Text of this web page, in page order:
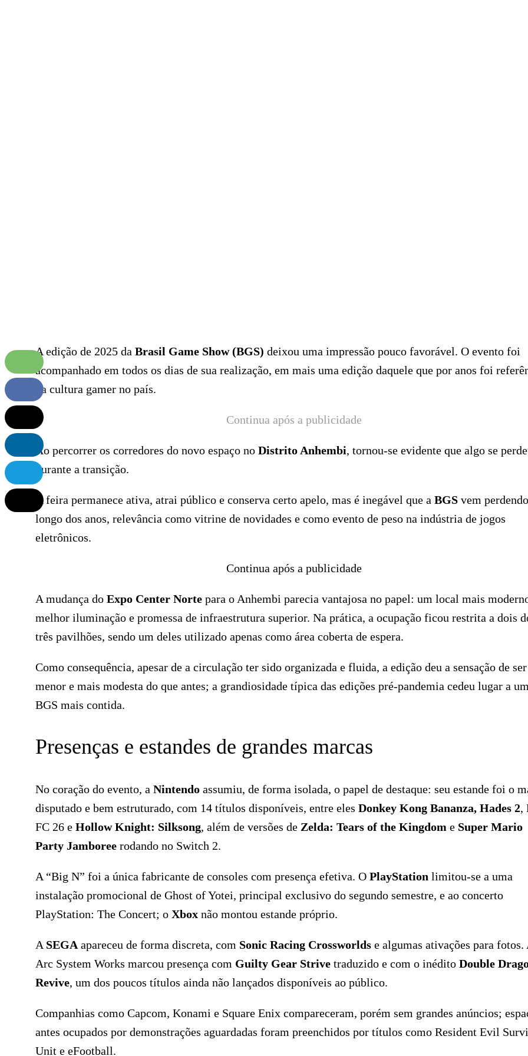
A edição de 2025 da Brasil Game Show (BGS) deixou uma impressão pouco favorável. O evento foi
acompanhado em todos os dias de sua realização, em mais uma edição daquele que por anos foi
da cultura gamer no país.
Continua após a publicidade
Ao percorrer os corredores do novo espaço no Distrito Anhembi, tornou-se evidente que algo se
durante a transição.
A feira permanece ativa, atrai público e conserva certo apelo, mas é inegável que a BGS vem
longo dos anos, relevância como vitrine de novidades e como evento de peso na indústria de jogos
eletrônicos.
Continua após a publicidade
A mudança do Expo Center Norte para o Anhembi parecia vantajosa no papel: um local mais
melhor iluminação e promessa de infraestrutura superior. Na prática, a ocupação ficou restrita a dois
três pavilhões, sendo um deles utilizado apenas como área coberta de espera.
Como consequência, apesar de a circulação ter sido organizada e fluida, a edição deu a sensação de ser
menor e mais modesta do que antes; a grandiosidade típica das edições pré-pandemia cedeu lugar a
BGS mais contida.
Presenças e estandes de grandes marcas
No coração do evento, a Nintendo assumiu, de forma isolada, o papel de destaque: seu estande foi o
disputado e bem estruturado, com 14 títulos disponíveis, entre eles Donkey Kong Bananza, Hades 2,
FC 26 e Hollow Knight: Silksong, além de versões de Zelda: Tears of the Kingdom e Super Mario
Party Jamboree rodando no Switch 2.
A “Big N” foi a única fabricante de consoles com presença efetiva. O PlayStation limitou-se a uma
instalação promocional de Ghost of Yotei, principal exclusivo do segundo semestre, e ao concerto
PlayStation: The Concert; o Xbox não montou estande próprio.
A SEGA apareceu de forma discreta, com Sonic Racing Crossworlds e algumas ativações para fotos.
Arc System Works marcou presença com Guilty Gear Strive traduzido e com o inédito Double
Revive, um dos poucos títulos ainda não lançados disponíveis ao público.
Companhias como Capcom, Konami e Square Enix compareceram, porém sem grandes anúncios;
antes ocupados por demonstrações aguardadas foram preenchidos por títulos como Resident Evil
Unit e eFootball.